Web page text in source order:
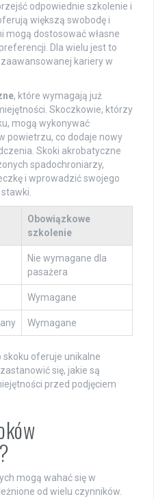
odpowiednie szkolenie i
większą swobodę i
mogą dostosować własne
Dla wielu jest to
kariery w
, które wymagają już
Skoczkowie, którzy
mogą wykonywać
powietrzu, co dodaje nowy
Skoki akrobatyczne
spadochroniarzy,
i wprowadzić swojego
Obowiązkowe
szkolenie
Nie wymagane dla
pasażera
Wymagane
Wymagane
oferuje unikalne
się, jakie są
przed podjęciem
mogą wahać się w
od wielu czynników.